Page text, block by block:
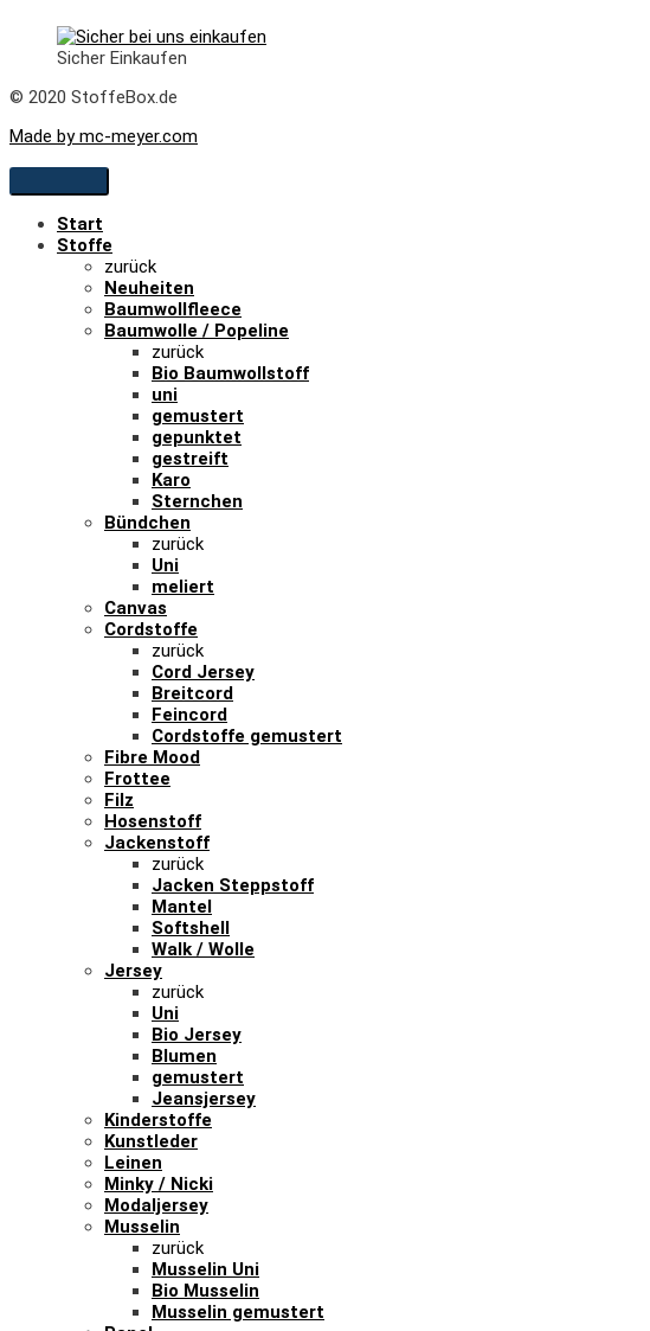
Sicher Einkaufen
© 2020 StoffeBox.de
Made by mc-meyer.com
Start
Stoffe
zurück
Neuheiten
Baumwollfleece
Baumwolle / Popeline
zurück
Bio Baumwollstoff
uni
gemustert
gepunktet
gestreift
Karo
Sternchen
Bündchen
zurück
Uni
meliert
Canvas
Cordstoffe
zurück
Cord Jersey
Breitcord
Feincord
Cordstoffe gemustert
Fibre Mood
Frottee
Filz
Hosenstoff
Jackenstoff
zurück
Jacken Steppstoff
Mantel
Softshell
Walk / Wolle
Jersey
zurück
Uni
Bio Jersey
Blumen
gemustert
Jeansjersey
Kinderstoffe
Kunstleder
Leinen
Minky / Nicki
Modaljersey
Musselin
zurück
Musselin Uni
Bio Musselin
Musselin gemustert